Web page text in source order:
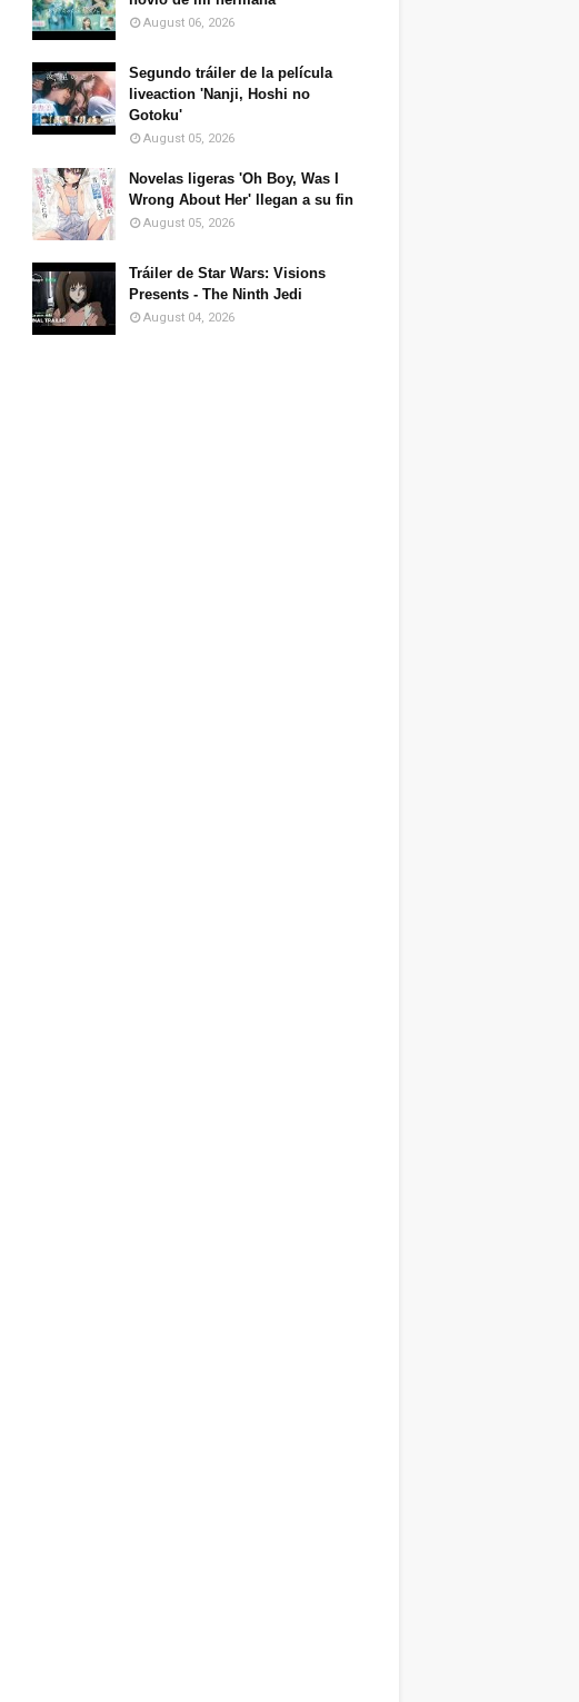
August 06, 2026
Segundo tráiler de la película
liveaction 'Nanji, Hoshi no
Gotoku'
August 05, 2026
Novelas ligeras 'Oh Boy, Was I
Wrong About Her' llegan a su fin
August 05, 2026
Tráiler de Star Wars: Visions
Presents - The Ninth Jedi
August 04, 2026